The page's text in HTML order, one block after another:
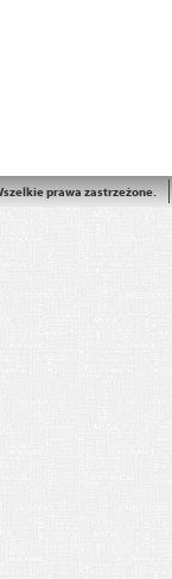
prawa zastrzeżone.